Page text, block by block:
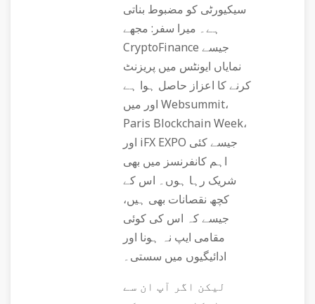
سیکیورٹی کو مضبوط بناتی
ہے۔ میرا سفر: مجھے
CryptoFinance جیسے
نمایاں ایونٹس میں پریزنٹ
کرنے کا اعزاز حاصل ہوا ہے
اور میں Websummit،
Paris Blockchain Week،
اور iFX EXPO جیسے کئی
اہم کانفرنسز میں بھی
شریک رہا ہوں۔ اس کے
کچھ نقصانات بھی ہیں،
جیسے کہ اس کی کوئی
مقامی ایپ نہ ہونا اور
ادائیگیوں میں سستی۔
لیکن اگر آپ ان سے